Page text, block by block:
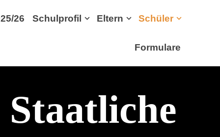
26 Schulprofil Eltern Schüler
Formulare
Staatliche